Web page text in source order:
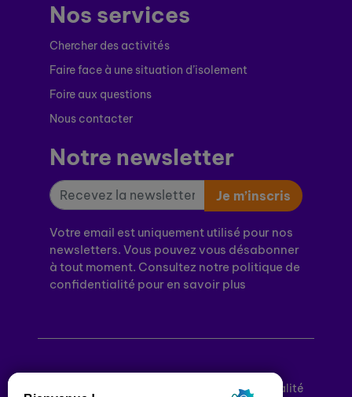
Nos services
Chercher des activités
Faire face à une situation d’isolement
Foire aux questions
Nous contacter
Notre newsletter
Je m’inscris
Votre email est uniquement utilisé pour nos
newsletters. Vous pouvez vous désabonner
à tout moment. Consultez notre politique de
confidentialité pour en savoir plus
Politique de confidentialité